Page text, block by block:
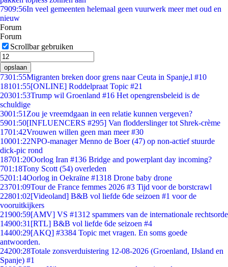
7909:56In veel gemeenten helemaal geen vuurwerk meer met oud en
nieuw
Forum
Forum
Scrollbar gebruiken
opslaan
7301:55Migranten breken door grens naar Ceuta in Spanje,l #10
18101:55[ONLINE] Roddelpraat Topic #21
20301:53Trump wil Groenland #16 Het opengrensbeleid is de
schuldige
3001:51 Zou je vreemdgaan in een relatie kunnen vergeven?
5901:50[INFLUENCERS #295] Van flodderslinger tot Shrek-crème
1701:42Vrouwen willen geen man meer #30
10001:22NPO-manager Menno de Boer (47) op non-actief stuurde
dick-pic rond
18701:20Oorlog Iran #136 Bridge and powerplant day incoming?
701:18Tony Scott (54) overleden
5201:14Oorlog in Oekraïne #1318 Drone baby drone
23701:09Tour de France femmes 2026 #3 Tijd voor de borstcrawl
22801:02[Videoland] B&B vol liefde 6de seizoen #1 voor de
vooruitkijkers
21900:59[AMV] VS #1312 spammers van de internationale rechtsorde
14900:31 [RTL] B&B vol liefde 6de seizoen #4
14400:29[AKQ] #3384 Topic met vragen. En soms goede
antwoorden.
24200:28Totale zonsverduistering 12-08-2026 (Groenland, IJsland en
Spanje) #1